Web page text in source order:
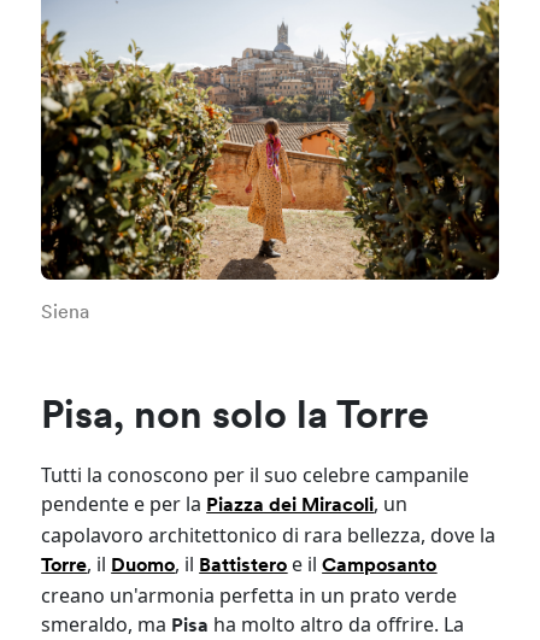
Siena
Pisa, non solo la Torre
Tutti la conoscono per il suo celebre campanile
pendente e per la Piazza dei Miracoli, un
capolavoro architettonico di rara bellezza, dove la
Torre, il Duomo, il Battistero e ilCamposanto
creano un'armonia perfetta in un prato verde
smeraldo, ma Pisa ha molto altro da offrire. La